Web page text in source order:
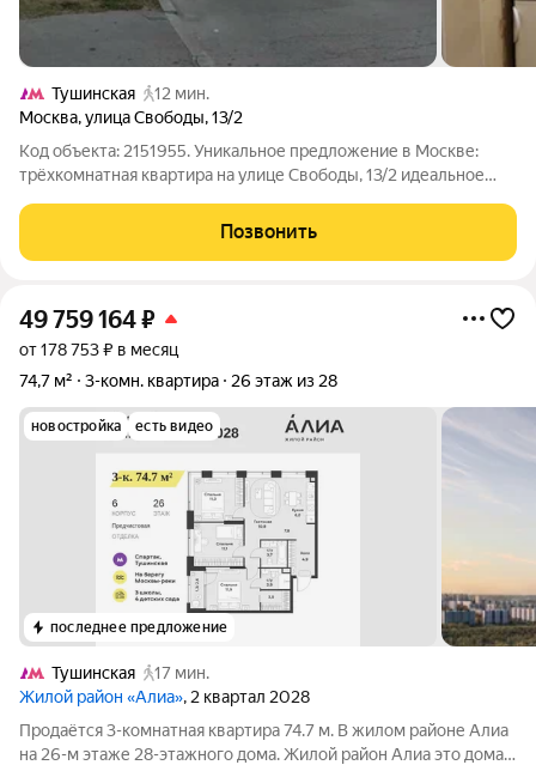
Тушинская
12 мин.
Москва,улица Свободы,13/2
Код объекта: 2151955. Уникальное предложение в Москве:
трёхкомнатная квартира на улице Свободы, 13/2 идеальное
Продаётся просторная трёхкомнатная квартира площадью 73,6
кв. м на первом этаже
Позвонить
49 759 164₽
от 178 753 ₽ в месяц
74,7 м²
3-комн. квартира 26 этаж из 28
новостройка есть видео
последнее предложение
Тушинская
17 мин.
Жилой район «Алиа», 2 квартал 2028
Продаётся 3-комнатная квартира 74.7 м. В жилом районе Алиа
на 26-м этаже 28-этажного дома. Жилой район Алиа это дома